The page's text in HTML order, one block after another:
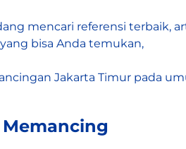
mencari referensi terbaik,
bisa Anda temukan,
Jakarta Timur pada